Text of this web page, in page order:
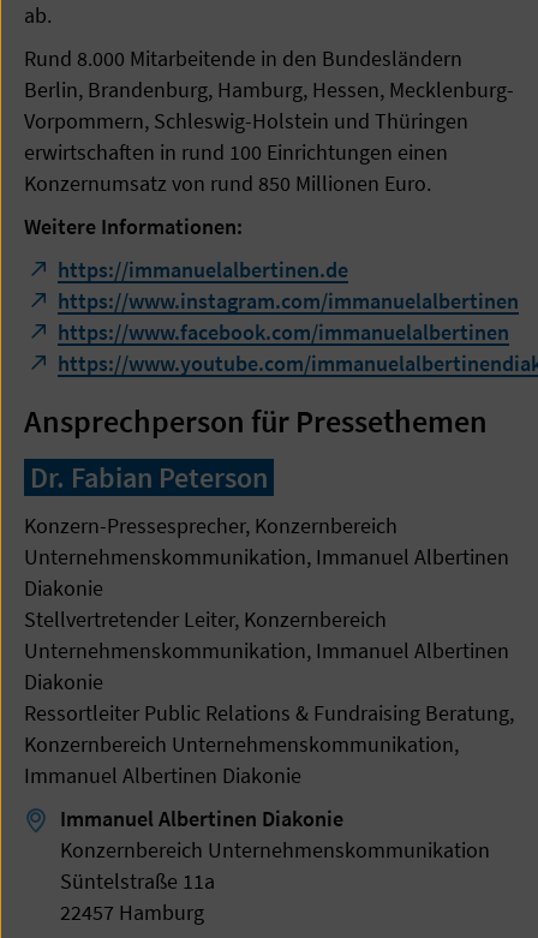
ab.
Rund 8.000 Mitarbeitende in den Bundesländern
Berlin, Brandenburg, Hamburg, Hessen, Mecklenburg-
Vorpommern, Schleswig-Holstein und Thüringen
erwirtschaften in rund 100 Einrichtungen einen
Konzernumsatz von rund 850 Millionen Euro.
Weitere Informationen:
https://immanuelalbertinen.de
https://www.instagram.com/immanuelalbertinen
https://www.facebook.com/immanuelalbertinen
https://www.youtube.com/
Ansprechperson für Pressethemen
Dr. Fabian Peterson
Konzern-Pressesprecher, Konzernbereich
Unternehmenskommunikation, Immanuel Albertinen
Diakonie
Stellvertretender Leiter, Konzernbereich
Unternehmenskommunikation, Immanuel Albertinen
Diakonie
Ressortleiter Public Relations & Fundraising Beratung,
Konzernbereich Unternehmenskommunikation,
Immanuel Albertinen Diakonie
Immanuel Albertinen Diakonie
Konzernbereich Unternehmenskommunikation
Süntelstraße 11a
22457 Hamburg